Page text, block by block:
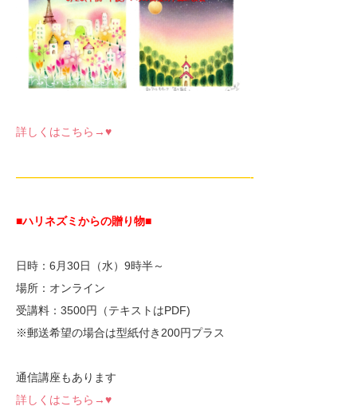
詳しくはこちら→♥
—————————————————————-
■ハリネズミからの贈り物■
日時：6月30日（水）9時半～
場所：オンライン
受講料：3500円（テキストはPDF)
※郵送希望の場合は型紙付き200円プラス
通信講座もあります
詳しくはこちら→♥